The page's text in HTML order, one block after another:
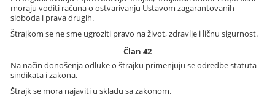
moraju voditi računa o ostvarivanju Ustavom zagarantovanih
sloboda i prava drugih.
Štrajkom se ne sme ugroziti pravo na život, zdravlje i ličnu sigurnost.
Član 42
Na način donošenja odluke o štrajku primenjuju se odredbe statuta
sindikata i zakona.
Štrajk se mora najaviti u skladu sa zakonom.